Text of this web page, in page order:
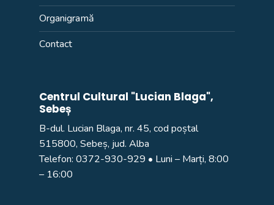
Organigramă
Contact
Centrul Cultural "Lucian Blaga",
Sebeș
B-dul. Lucian Blaga, nr. 45, cod poștal
515800, Sebeș, jud. Alba
Telefon: 0372-930-929 • Luni – Marți, 8:00
– 16:00